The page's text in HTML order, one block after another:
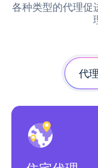
各种类型的代理促
代理